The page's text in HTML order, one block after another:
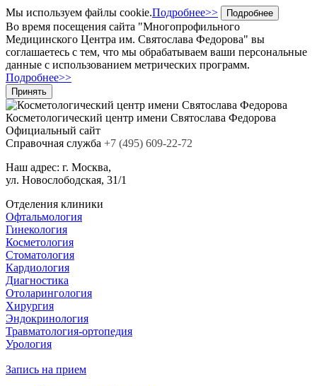
Мы используем файлы cookie.Подробнее>> Подробнее
Во время посещения сайта "Многопрофильного
Медицинского Центра им. Святослава Федорова" вы
соглашаетесь с тем, что мы обрабатываем ваши персональные
данные с использованием метрических программ.
Подробнее>>
Принять
Косметологический центр имени Святослава Федорова
Официальный сайт
Cправочная служба +7 (495) 609-22-72
Наш адрес: г. Москва,
ул. Новослободская, 31/1
Отделения клиники
Офтальмология
Гинекология
Косметология
Стоматология
Кардиология
Диагностика
Отоларингология
Хирургия
Эндокринология
Травматология-ортопедия
Урология
Запись на прием